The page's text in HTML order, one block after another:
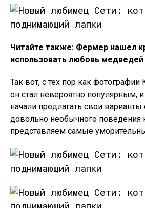
Читайте также: Фермер нашел
использовать любовь
Так вот, с тех пор как фотографии
он стал невероятно популярным,
начали предлагать свои
довольно необычного поведения
представляем самые